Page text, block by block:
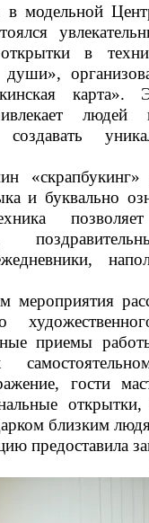
в модельной
в
карта».
людей
«скрапбукинг»
и буквально
позволяет
мероприятия
приемы
гости
открытки,
близким
предоставила